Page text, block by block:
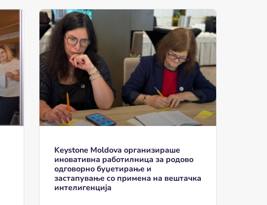
Keystone Moldova организираше
иновативна работилница за родово
одговорно буџетирање и
застапување со примена на вештачка
интелигенција